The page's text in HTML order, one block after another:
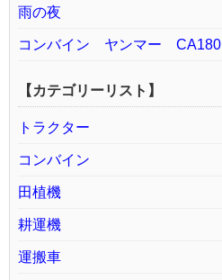
雨の夜
コンバイン ヤンマー CA180
【カテゴリーリスト】
トラクター
コンバイン
田植機
耕運機
運搬車